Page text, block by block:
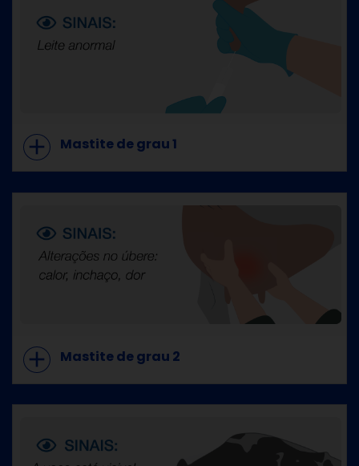
add Mastite de grau 1
add Mastite de grau 2